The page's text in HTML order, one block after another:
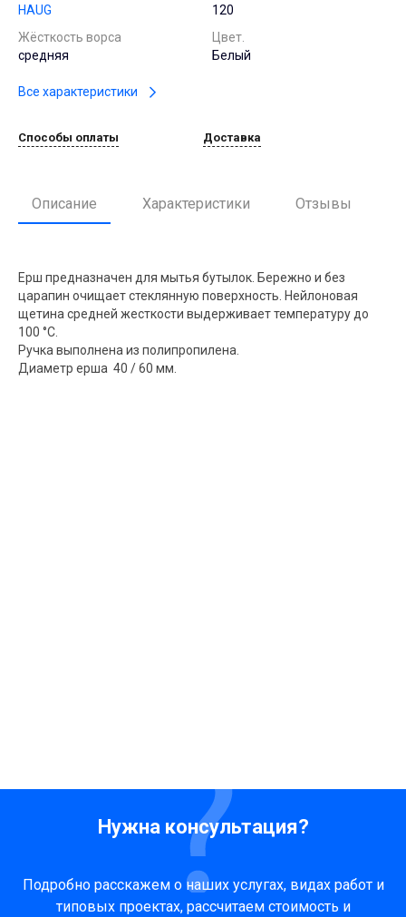
HAUG
120
Жёсткость ворса
средняя
Цвет.
Белый
Все характеристики
Способы оплаты Доставка
Описание Характеристики Отзывы
Ерш предназначен для мытья бутылок. Бережно и без
царапин очищает стеклянную поверхность. Нейлоновая
щетина средней жесткости выдерживает температуру до
100 °C.
Ручка выполнена из полипропилена.
Диаметр ерша 40 / 60 мм.
Нужна консультация?
Подробно расскажем о наших услугах, видах работ и
типовых проектах, рассчитаем стоимость и